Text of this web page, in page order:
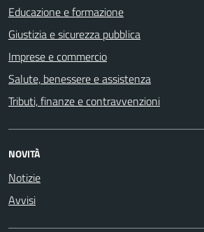
Educazione e formazione
Giustizia e sicurezza pubblica
Imprese e commercio
Salute, benessere e assistenza
Tributi, finanze e contravvenzioni
NOVITÀ
Notizie
Avvisi